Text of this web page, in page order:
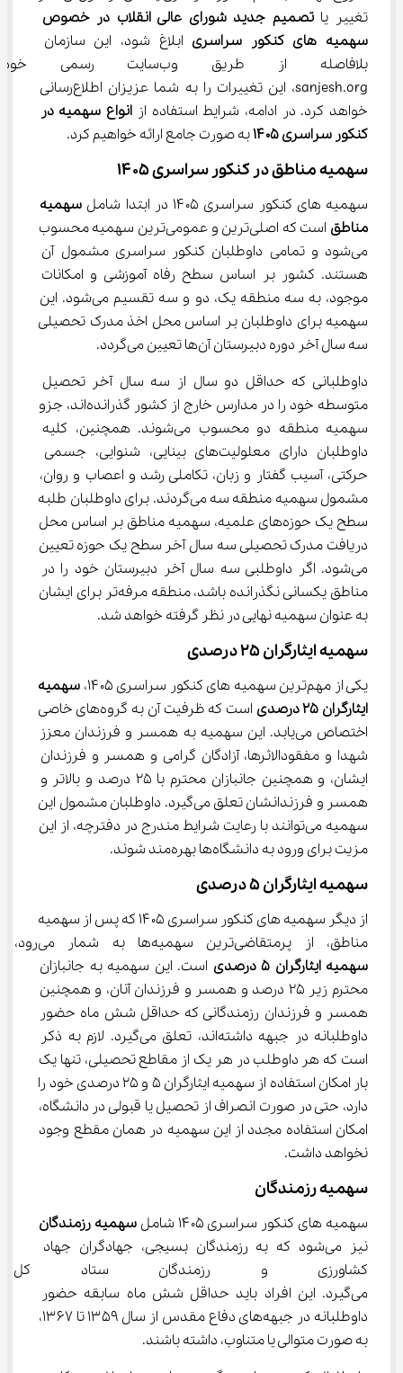
تغییر یا تصمیم جدید شورای عالی انقلاب در خصوص
سهمیه های کنکور سراسری ابلاغ شود، این سازمان
بلافاصله از طریق
sanjesh.org، این تغییرات را به شما عزیزان اطلاع‌رسانی
خواهد کرد. در ادامه، شرایط استفاده از انواع سهمیه در
کنکور سراسری ۱۴۰۵
به صورت جامع ارائه خواهیم کرد.
سهمیه مناطق در کنکور سراسری ۱۴۰۵
سهمیه های کنکور سراسری ۱۴۰۵ در ابتدا شامل
سهمیه
مناطق
است که اصلی‌ترین و عمومی‌ترین سهمیه محسوب
می‌شود و تمامی داوطلبان کنکور سراسری مشمول آن
هستند. کشور بر اساس سطح رفاه آموزشی و امکانات
موجود، به سه منطقه یک، دو و سه تقسیم می‌شود. این
سهمیه برای داوطلبان بر اساس محل اخذ مدرک تحصیلی
سه سال آخر دوره دبیرستان آن‌ها تعیین می‌گردد.
داوطلبانی که حداقل دو سال از سه سال آخر تحصیل
متوسطه خود را در مدارس خارج از کشور گذرانده‌اند، جزو
سهمیه منطقه دو محسوب می‌شوند. همچنین، کلیه
داوطلبان دارای معلولیت‌های بینایی، شنوایی، جسمی
حرکتی، آسیب گفتار و زبان، تکاملی رشد و اعصاب و روان،
مشمول سهمیه منطقه سه می‌گردند. برای داوطلبان طلبه
سطح یک حوزه‌های علمیه، سهمیه مناطق بر اساس محل
دریافت مدرک تحصیلی سه سال آخر سطح یک حوزه تعیین
می‌شود. اگر داوطلبی سه سال آخر دبیرستان خود را در
مناطق یکسانی نگذرانده باشد، منطقه مرفه‌تر برای ایشان
به عنوان سهمیه نهایی در نظر گرفته خواهد شد.
سهمیه ایثارگران ۲۵ درصدی
یکی از مهم‌ترین سهمیه های کنکور سراسری ۱۴۰۵،
سهمیه
ایثارگران 25 درصدی
است که ظرفیت آن به گروه‌های خاصی
اختصاص می‌یابد. این سهمیه به همسر و فرزندان معزز
شهدا و مفقودالاثرها، آزادگان گرامی و همسر و فرزندان
ایشان، و همچنین جانبازان محترم با ۲۵ درصد و بالاتر و
همسر و فرزندانشان تعلق می‌گیرد. داوطلبان مشمول این
سهمیه می‌توانند با رعایت شرایط مندرج در دفترچه، از این
مزیت برای ورود به دانشگاه‌ها بهره‌مند شوند.
سهمیه ایثارگران ۵ درصدی
از دیگر سهمیه های کنکور سراسری ۱۴۰۵ که پس از سهمیه
مناطق، از پرمتقاضی‌ترین سهمیه‌ها به شمار می‌رود،
سهمیه ایثارگران 5 درصدی
است. این سهمیه به جانبازان
محترم زیر ۲۵ درصد و همسر و فرزندان آنان، و همچنین
همسر و فرزندان رزمندگانی که حداقل شش ماه حضور
داوطلبانه در جبهه داشته‌اند، تعلق می‌گیرد. لازم به ذکر
است که هر داوطلب در هر یک از مقاطع تحصیلی، تنها یک
بار امکان استفاده از سهمیه ایثارگران ۵ و ۲۵ درصدی خود را
دارد، حتی در صورت انصراف از تحصیل یا قبولی در دانشگاه،
امکان استفاده مجدد از این سهمیه در همان مقطع وجود
نخواهد داشت.
سهمیه رزمندگان
سهمیه های کنکور سراسری ۱۴۰۵ شامل
سهمیه رزمندگان
نیز می‌شود که به رزمندگان بسیجی، جهادگران جهاد
کشاورزی و رزمندگان ستاد
می‌گیرد. این افراد باید حداقل شش ماه سابقه حضور
داوطلبانه در جبهه‌های دفاع مقدس از سال ۱۳۵۹ تا ۱۳۶۷،
به صورت متوالی یا متناوب، داشته باشند.